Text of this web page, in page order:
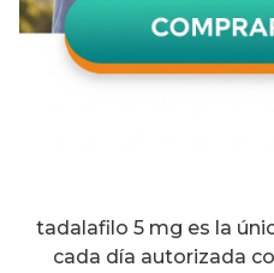
tadalafilo 5 mg es la
cada día autorizada